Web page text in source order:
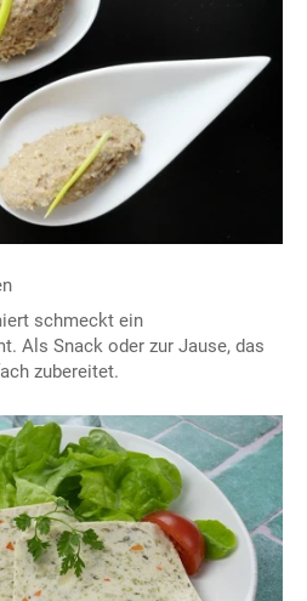
schmeckt ein
Als Snack oder zur Jause, das
zubereitet.